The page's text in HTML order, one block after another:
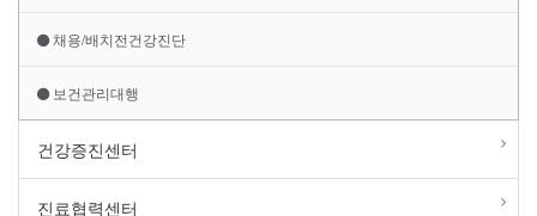
채용/배치전건강진단
보건관리대행
건강증진센터
진료협력센터